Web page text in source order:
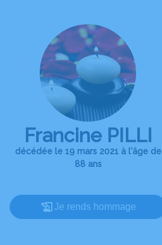
Francine PILLI
décédée le 19 mars 2021 à l'âge de
88 ans
Je rends hommage